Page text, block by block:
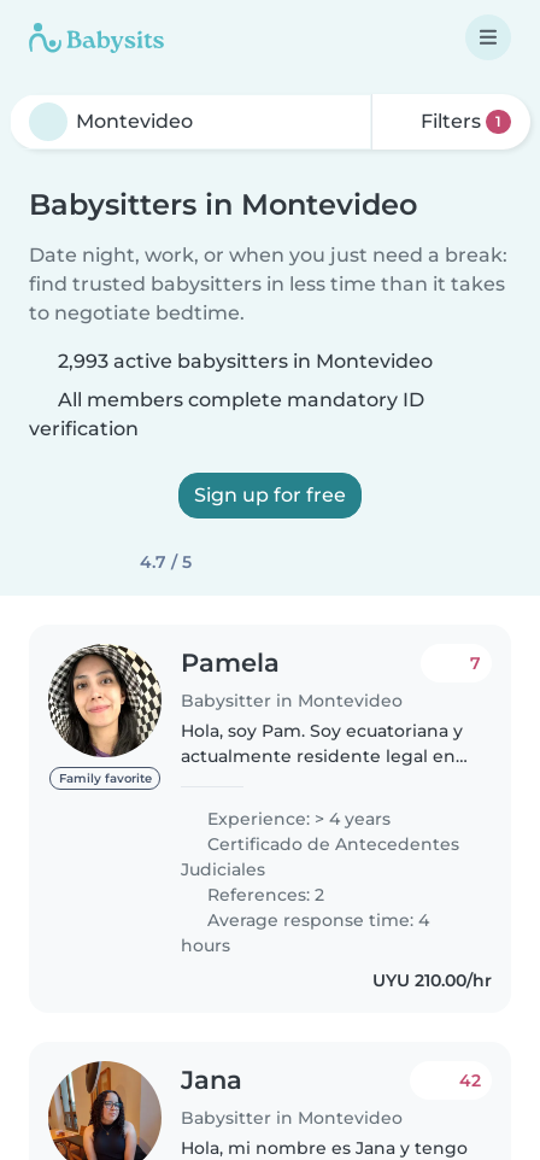
Filters 1
Babysitters in Montevideo
Date night, work, or when you just need a break:
find trusted babysitters in less time than it takes
to negotiate bedtime.
2,993 active babysitters in Montevideo
All members complete mandatory ID
verification
Sign up for free
4.7 / 5
Family favorite
Pamela
Babysitter in Montevideo
7
Hola, soy Pam. Soy ecuatoriana y
actualmente residente legal en
persona responsable, paciente y
creativa. Disfruto trabajar con
niños y crear un ambiente..
Experience: > 4 years
Certificado de Antecedentes
Judiciales
References: 2
Average response time: 4
hours
UYU 210.00/hr
Jana
Babysitter in Montevideo
42
Hola, mi nombre es Jana y tengo